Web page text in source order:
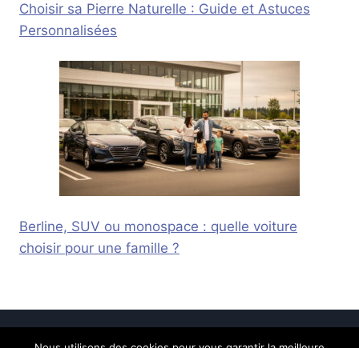
Choisir sa Pierre Naturelle : Guide et Astuces
Personnalisées
Berline, SUV ou monospace : quelle voiture
choisir pour une famille ?